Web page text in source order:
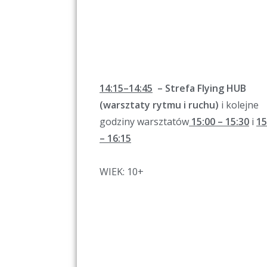
14:15–14:45 – Strefa Flying HUB
(warsztaty rytmu i ruchu) i kolejne
godziny warsztatów 15:00 – 15:30 i
– 16:15
WIEK: 10+